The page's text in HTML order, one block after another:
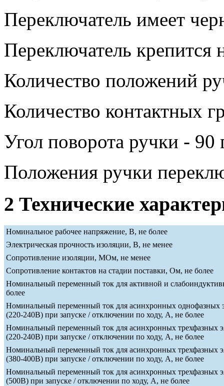
Переключатель имеет
Переключатель
Количество положений
Количество контактных
Угол поворота ручки - 90
Положения ручки
2 Технические
Номинальное рабочее напряжение, В, не более
Электрическая прочность изоляции, В, не менее
Сопротивление изоляции, МОм, не менее
Сопротивление контактов на стадии поставки, Ом, не более
Номинальный переменный ток для активной и
более
Номинальный переменный ток для асинхронных однофазных
(220-240В) при запуске / отключении по ходу, А, не более
Номинальный переменный ток для асинхронных трехфазных
(220-240В) при запуске / отключении по ходу, А, не более
Номинальный переменный ток для асинхронных трехфазных
(380-400В) при запуске / отключении по ходу, А, не более
Номинальный переменный ток для асинхронных трехфазных
(500В) при запуске / отключении по ходу, А, не более